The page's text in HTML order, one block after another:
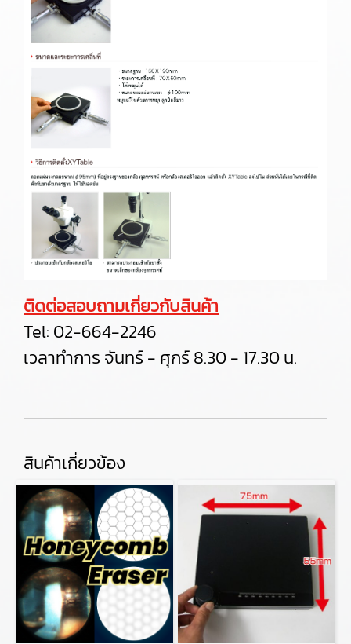
ติดต่อสอบถามเกี่ยวกับสินค้า
Tel: 02-664-2246
เวลาทำการ จันทร์ - ศุกร์ 8.30 - 17.30 น.
สินค้าเกี่ยวข้อง